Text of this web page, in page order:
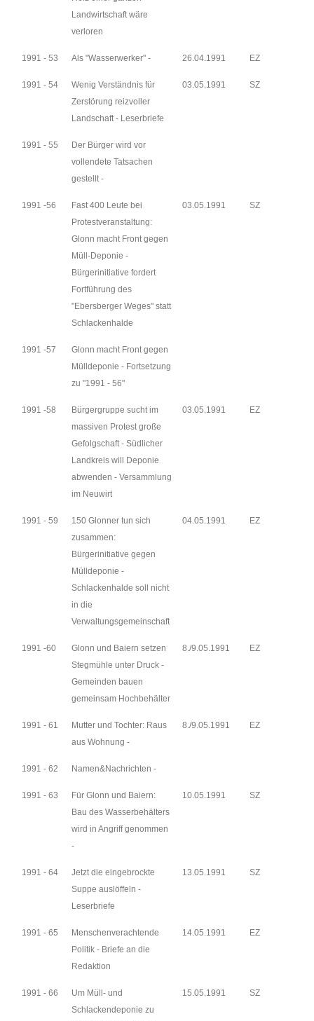
Landwirtschaft wäre
verloren
1991 - 53 Als "Wasserwerker" - 26.04.1991 EZ
1991 - 54
Wenig Verständnis für
Zerstörung reizvoller
Landschaft - Leserbriefe
03.05.1991 SZ
1991 - 55
Der Bürger wird vor
vollendete Tatsachen
gestellt -
1991 -56
Fast 400 Leute bei
Protestveranstaltung:
Glonn macht Front gegen
Müll-Deponie -
Bürgerinitiative fordert
Fortführung des
"Ebersberger Weges" statt
Schlackenhalde
03.05.1991 SZ
1991 -57
Glonn macht Front gegen
Mülldeponie - Fortsetzung
zu "1991 - 56"
1991 -58
Bürgergruppe sucht im
massiven Protest große
Gefolgschaft - Südlicher
Landkreis will Deponie
abwenden - Versammlung
im Neuwirt
03.05.1991 EZ
1991 - 59
150 Glonner tun sich
zusammen:
Bürgerinitiative gegen
Mülldeponie -
Schlackenhalde soll nicht
in die
Verwaltungsgemeinschaft
04.05.1991 EZ
1991 -60
Glonn und Baiern setzen
Stegmühle unter Druck -
Gemeinden bauen
gemeinsam Hochbehälter
8./9.05.1991 EZ
1991 - 61
Mutter und Tochter: Raus
aus Wohnung -
8./9.05.1991 EZ
1991 - 62 Namen&Nachrichten -
1991 - 63
Für Glonn und Baiern:
Bau des Wasserbehälters
wird in Angriff genommen
-
10.05.1991 SZ
1991 - 64
Jetzt die eingebrockte
Suppe auslöffeln -
Leserbriefe
13.05.1991 SZ
1991 - 65
Menschenverachtende
Politik - Briefe an die
Redaktion
14.05.1991 EZ
1991 - 66
Um Müll- und
Schlackendeponie zu
15.05.1991 SZ